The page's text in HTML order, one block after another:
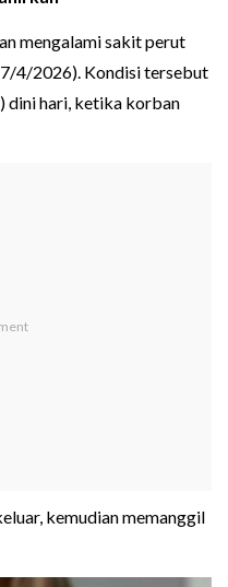
mengalami sakit perut
4/2026). Kondisi tersebut
dini hari, ketika korban
kemudian memanggil